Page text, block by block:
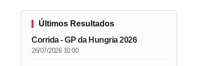
Últimos Resultados
Corrida - GP da Hungria 2026
26/07/2026 10:00